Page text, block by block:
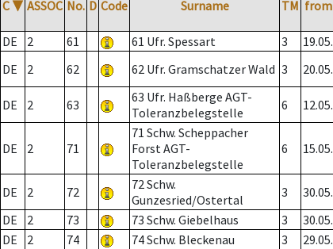
C ▼ ASSOC No. D Code Surname TM from
DE
2 61 61 Ufr. Spessart 3 19.05.
DE
2 62 62 Ufr. Gramschatzer Wald 3 20.05.
DE 2 63
63 Ufr. Haßberge AGT-
Toleranzbelegstelle
6 12.05.
DE 2 71
71 Schw. Scheppacher
Forst AGT-
Toleranzbelegstelle
6 15.05.
DE 2 72
72 Schw.
Gunzesried/Ostertal
3 30.05.
DE
2 73 73 Schw. Giebelhaus 3 30.05.
DE
2 74 74 Schw. Bleckenau 3 29.05.